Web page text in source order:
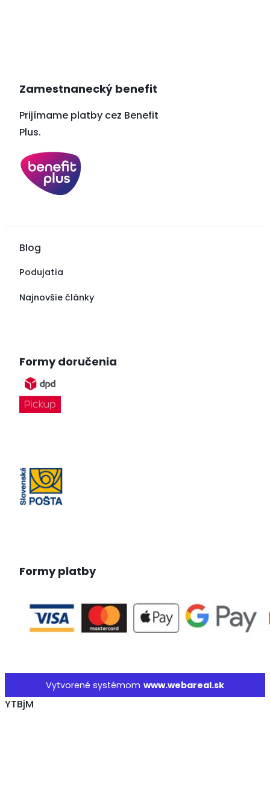
Zamestnanecký benefit
Prijímame platby cez Benefit
Plus.
Blog
Podujatia
Najnovšie články
Formy doručenia
Formy platby
Vytvorené systémom www.webareal.sk
YTBjM